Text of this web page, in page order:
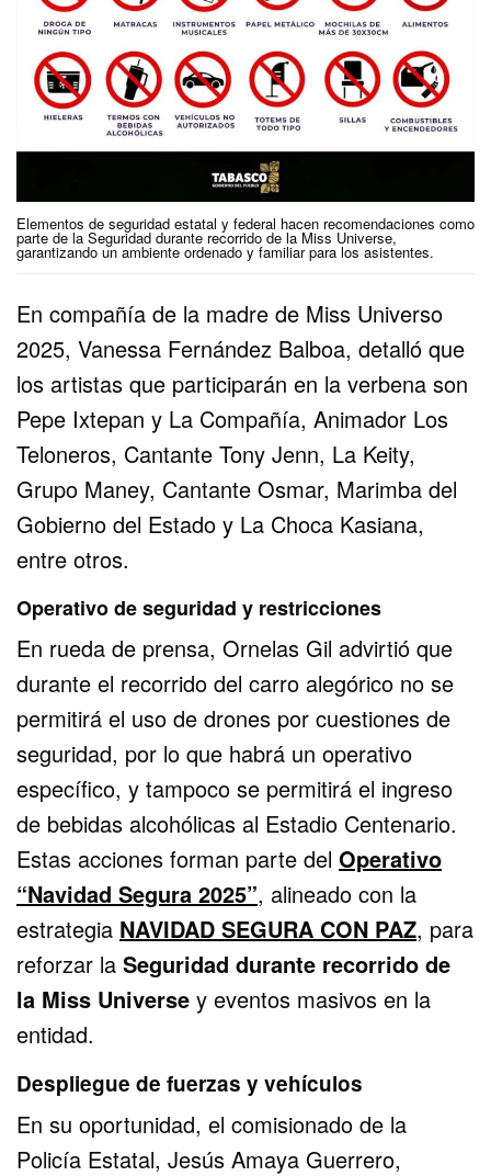
Elementos de seguridad estatal y federal hacen recomendaciones como
parte de la Seguridad durante recorrido de la Miss Universe,
garantizando un ambiente ordenado y familiar para los asistentes.
En compañía de la madre de Miss Universo
2025, Vanessa Fernández Balboa, detalló que
los artistas que participarán en la verbena son
Pepe Ixtepan y La Compañía, Animador Los
Teloneros, Cantante Tony Jenn, La Keity,
Grupo Maney, Cantante Osmar, Marimba del
Gobierno del Estado y La Choca Kasiana,
entre otros.
Operativo de seguridad y restricciones
En rueda de prensa, Ornelas Gil advirtió que
durante el recorrido del carro alegórico no se
permitirá el uso de drones por cuestiones de
seguridad, por lo que habrá un operativo
específico, y tampoco se permitirá el ingreso
de bebidas alcohólicas al Estadio Centenario.
Estas acciones forman parte delOperativo
“Navidad Segura 2025”, alineado con la
estrategia NAVIDAD SEGURA CON PAZ, para
reforzar laSeguridad durante recorrido de
la Miss Universe y eventos masivos en la
entidad.
Despliegue de fuerzas y vehículos
En su oportunidad, el comisionado de la
Policía Estatal, Jesús Amaya Guerrero,